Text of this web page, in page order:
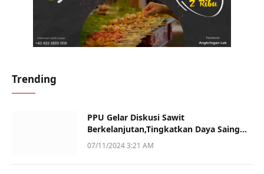
Trending
PPU Gelar Diskusi Sawit
Berkelanjutan,Tingkatkan Daya Saing
dan Kualitas
07/11/2024 3:21 AM